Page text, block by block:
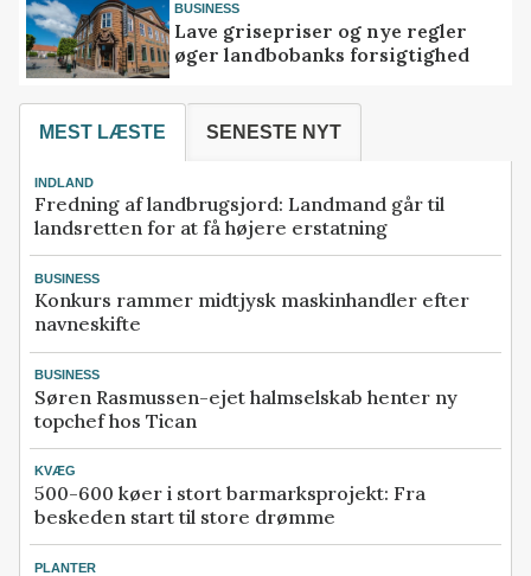
BUSINESS
Lave grisepriser og nye regler
øger landbobanks forsigtighed
MEST LÆSTE SENESTE NYT
INDLAND
Fredning af landbrugsjord: Landmand går til
landsretten for at få højere erstatning
BUSINESS
Konkurs rammer midtjysk maskinhandler efter
navneskifte
BUSINESS
Søren Rasmussen-ejet halmselskab henter ny
topchef hos Tican
KVÆG
500-600 køer i stort barmarksprojekt: Fra
beskeden start til store drømme
PLANTER